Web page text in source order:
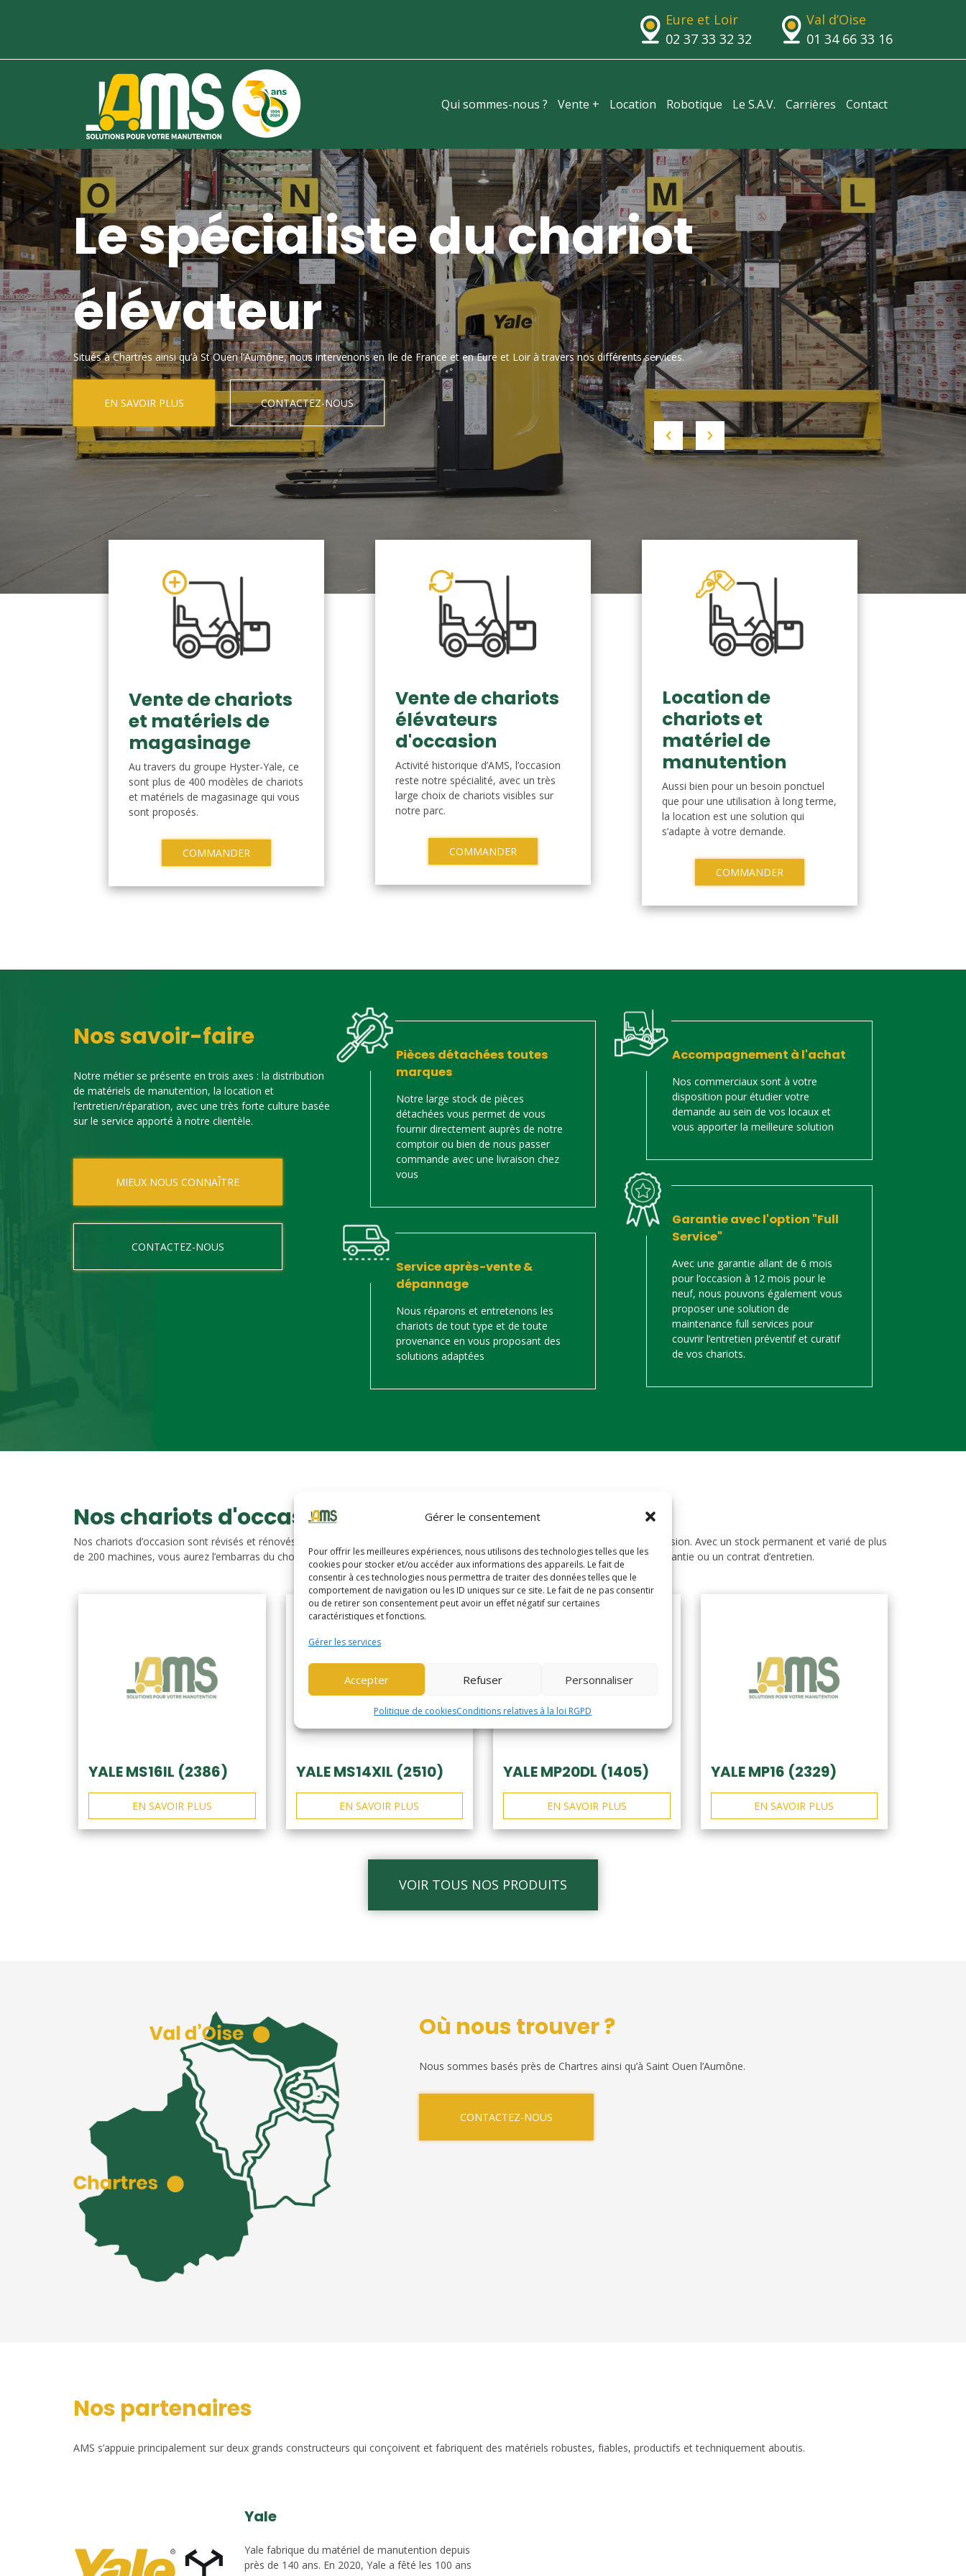
Gérer le consentement
Pour offrir les meilleures expériences, nous utilisons des technologies telles que les
cookies pour stocker et/ou accéder aux informations des appareils. Le fait de
consentir à ces technologies nous permettra de traiter des données telles que le
comportement de navigation ou les ID uniques sur ce site. Le fait de ne pas consentir
ou de retirer son consentement peut avoir un effet négatif sur certaines
caractéristiques et fonctions.
Gérer les services
Accepter Refuser Personnaliser
Politique de cookiesConditions relatives à la loi RGPD
Eure et Loir
02 37 33 32 32
Val d’Oise
01 34 66 33 16
Qui sommes-nous ? Vente + Location Robotique Le S.A.V. Carrières Contact
Le spécialiste du chariot
élévateur
Situés à Chartres ainsi qu’à St Ouen l’Aumône, nous intervenons en Ile de France et en Eure et Loir à travers nos différents services.
EN SAVOIR PLUS CONTACTEZ-NOUS
Vente de chariots
et matériels de
magasinage
Au travers du groupe Hyster-Yale, ce
sont plus de 400 modèles de chariots
et matériels de magasinage qui vous
sont proposés.
COMMANDER
Vente de chariots
élévateurs
d'occasion
Activité historique d’AMS, l’occasion
reste notre spécialité, avec un très
large choix de chariots visibles sur
notre parc.
COMMANDER
Location de
chariots et
matériel de
manutention
Aussi bien pour un besoin ponctuel
que pour une utilisation à long terme,
la location est une solution qui
s’adapte à votre demande.
COMMANDER
Nos savoir-faire
Notre métier se présente en trois axes : la distribution
de matériels de manutention, la location et
l’entretien/réparation, avec une très forte culture basée
sur le service apporté à notre clientèle.
MIEUX NOUS CONNAÎTRE
CONTACTEZ-NOUS
Pièces détachées toutes
marques
Notre large stock de pièces
détachées vous permet de vous
fournir directement auprès de notre
comptoir ou bien de nous passer
commande avec une livraison chez
vous
Service après-vente &
dépannage
Nous réparons et entretenons les
chariots de tout type et de toute
provenance en vous proposant des
solutions adaptées
Accompagnement à l'achat
Nos commerciaux sont à votre
disposition pour étudier votre
demande au sein de vos locaux et
vous apporter la meilleure solution
Garantie avec l'option "Full
Service"
Avec une garantie allant de 6 mois
pour l’occasion à 12 mois pour le
neuf, nous pouvons également vous
proposer une solution de
maintenance full services pour
couvrir l’entretien préventif et curatif
de vos chariots.
Nos chariots d'occasion
Nos chariots d’occasion sont révisés et rénovés. Vous trouverez ci-dessous notre catalogue de matériels de manutention d’occasion. Avec un stock permanent et varié de plus
de 200 machines, vous aurez l’embarras du choix. Nos chariots sont révisés, reconditionnés, repeints, prêts à partir avec une garantie ou un contrat d’entretien.
YALE MS16IL (2386)
EN SAVOIR PLUS
YALE MS14XIL (2510)
EN SAVOIR PLUS
YALE MP20DL (1405)
EN SAVOIR PLUS
YALE MP16 (2329)
EN SAVOIR PLUS
VOIR TOUS NOS PRODUITS
Où nous trouver ?
Nous sommes basés près de Chartres ainsi qu’à Saint Ouen l’Aumône.
CONTACTEZ-NOUS
Nos partenaires
AMS s’appuie principalement sur deux grands constructeurs qui conçoivent et fabriquent des matériels robustes, fiables, productifs et techniquement aboutis.
Yale
Yale fabrique du matériel de manutention depuis
près de 140 ans. En 2020, Yale a fêté les 100 ans